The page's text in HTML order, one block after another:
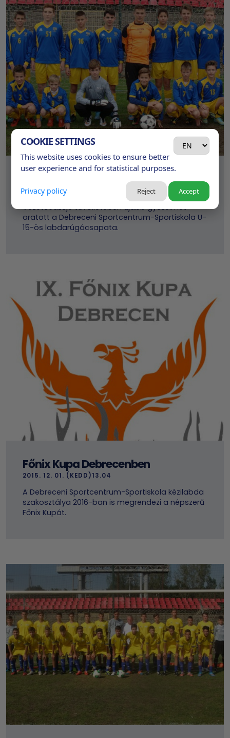
2015. 12. 04. (PÉNTEK)10.58
Vezetőedzője távollétében újabb győzelmet
aratott a Debreceni Sportcentrum-Sportiskola U-
15-ös labdarúgócsapata.
Főnix Kupa Debrecenben
2015. 12. 01. (KEDD)13.04
A Debreceni Sportcentrum-Sportiskola kézilabda
szakosztálya 2016-ban is megrendezi a népszerű
Főnix Kupát.
COOKIE SETTINGS
This website uses cookies to ensure better
user experience and for statistical purposes.
Privacy policy Reject Accept